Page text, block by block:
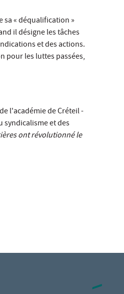
sa « déqualification »
il désigne les tâches
et des actions.
pour les luttes passées,
l'académie de Créteil -
syndicalisme et des
ont révolutionné le